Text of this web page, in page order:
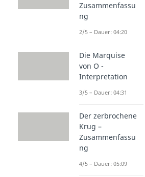
Zusammenfassu
ng
2/5 – Dauer: 04:20
Die Marquise
von O -
Interpretation
3/5 – Dauer: 04:31
Der zerbrochene
Krug –
Zusammenfassu
ng
4/5 – Dauer: 05:09